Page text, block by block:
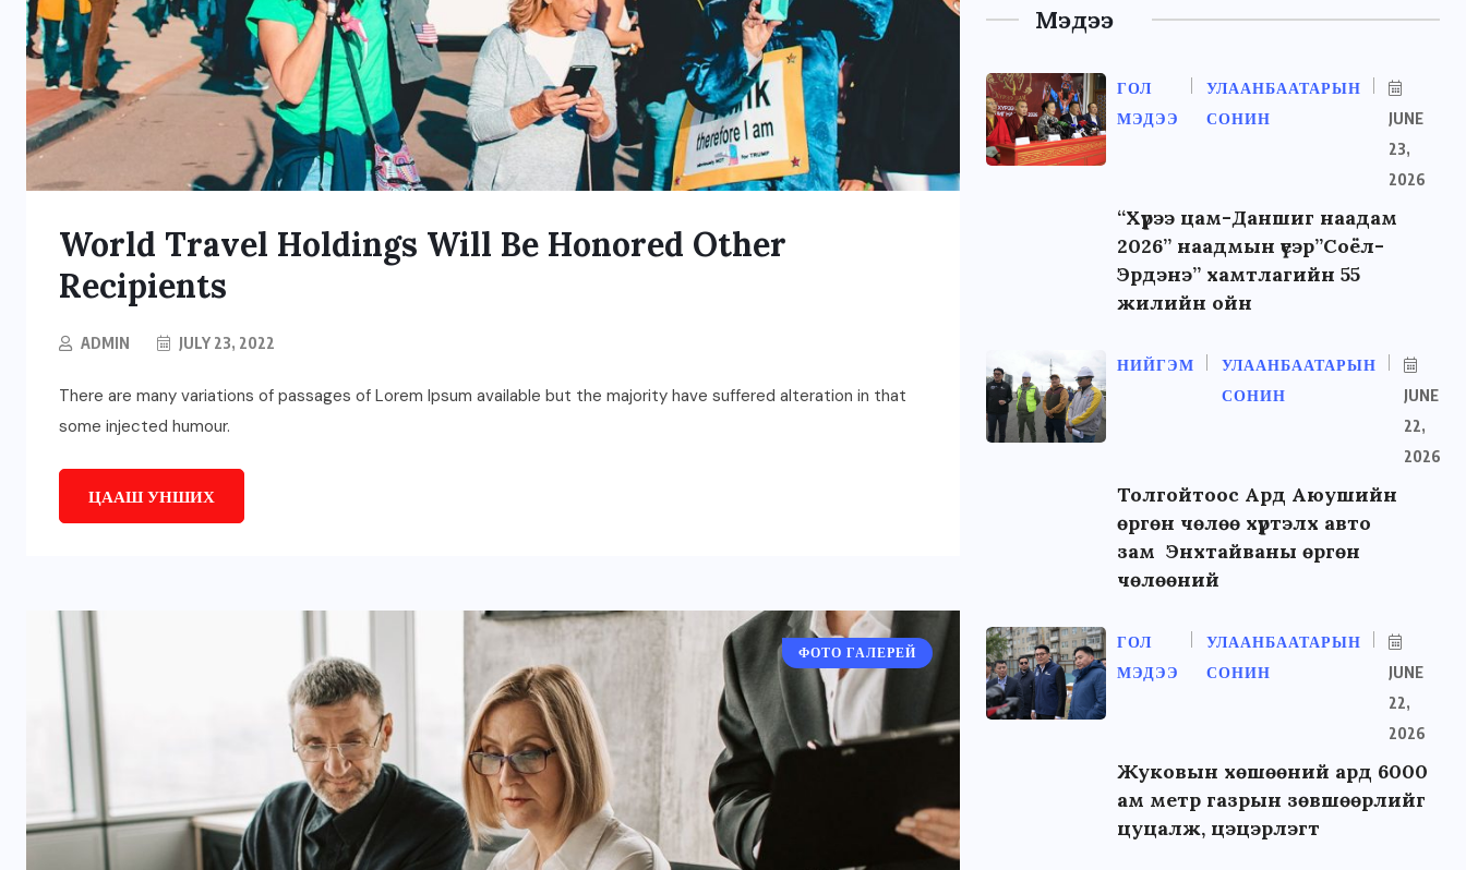
World Travel Holdings Will Be Honored Other
Recipients
ADMIN JULY 23, 2022
There are many variations of passages of Lorem Ipsum available but the majority have suffered alteration in that
some injected humour.
ЦААШ УНШИХ
ФОТО ГАЛЕРЕЙ
Мэдээ
ГОЛ
МЭДЭЭ
УЛААНБААТАРЫН
СОНИН
JUNE
23,
2026
“Хүрээ цам-Даншиг наадам
2026” наадмын үеэр”Соёл-
Эрдэнэ” хамтлагийн 55
жилийн ойн
НИЙГЭМ
УЛААНБААТАРЫН
СОНИН
JUNE
22,
2026
Толгойтоос Ард Аюушийн
өргөн чөлөө хүртэлх авто
зам Энхтайваны өргөн
чөлөөний
ГОЛ
МЭДЭЭ
УЛААНБААТАРЫН
СОНИН
JUNE
22,
2026
Жуковын хөшөөний ард 6000
ам метр газрын зөвшөөрлийг
цуцалж, цэцэрлэгт